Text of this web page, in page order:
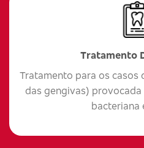
Tratamento
Tratamento para os
das gengivas)
bacteriana